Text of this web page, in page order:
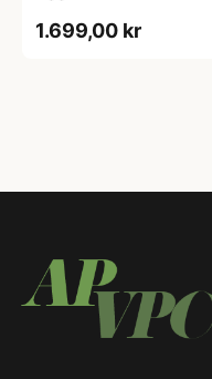
1.699,00 kr